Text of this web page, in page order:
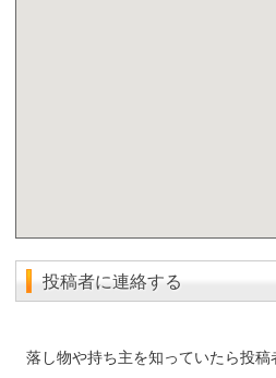
投稿者に連絡する
落し物や持ち主を知っていたら投稿